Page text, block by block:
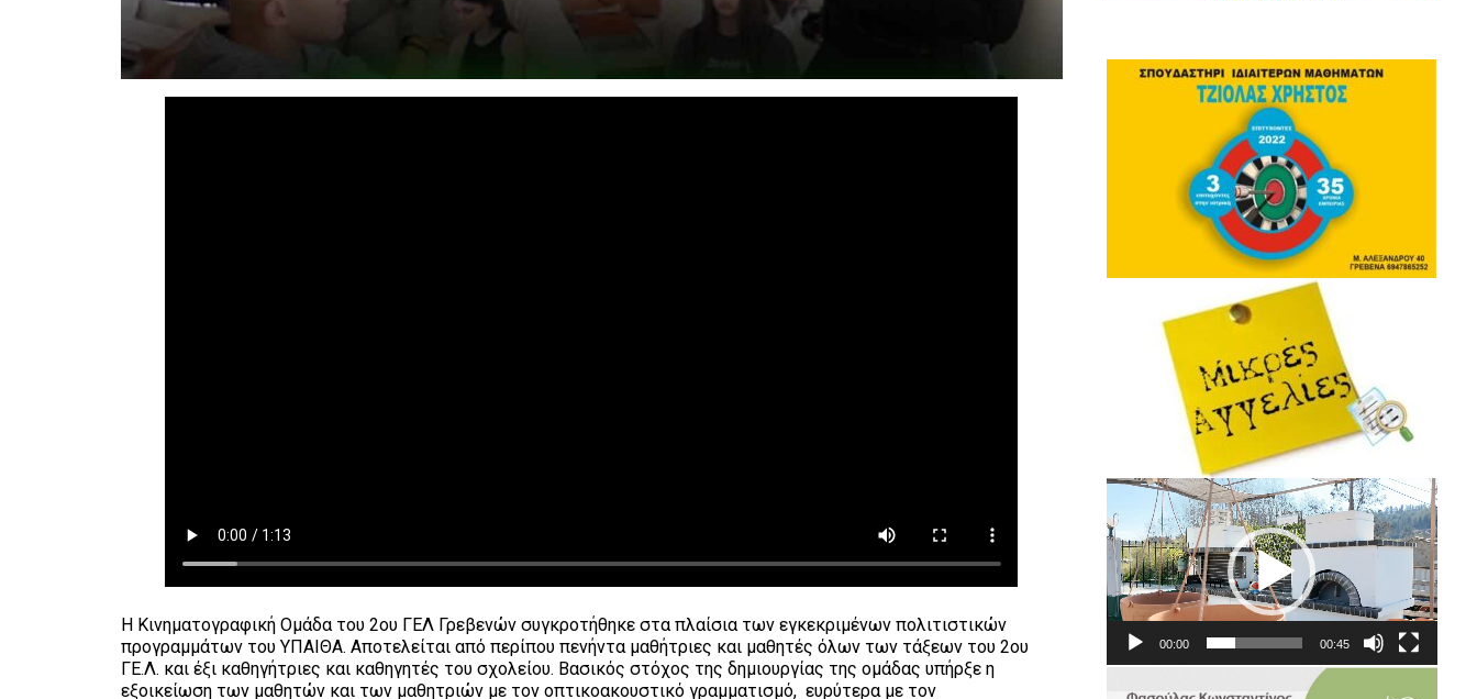
Η Κινηματογραφική Ομάδα του 2ου ΓΕΛ Γρεβενών συγκροτήθηκε στα πλαίσια των εγκεκριμένων πολιτιστικών
προγραμμάτων του ΥΠΑΙΘΑ. Αποτελείται από περίπου πενήντα μαθήτριες και μαθητές όλων των τάξεων του 2ου
ΓΕ.Λ. και έξι καθηγήτριες και καθηγητές του σχολείου. Βασικός στόχος της δημιουργίας της ομάδας υπήρξε η
εξοικείωση των μαθητών και των μαθητριών με τον οπτικοακουστικό γραμματισμό, ευρύτερα με τον
Πρόγραμμα
Αναπαραγωγής
Βίντεο
00:00 00:45